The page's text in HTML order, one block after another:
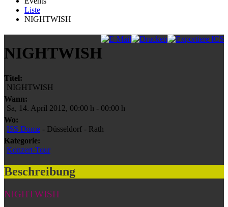
Liste
NIGHTWISH
NIGHTWISH
Titel:
NIGHTWISH
Wann:
Sa, 14. April 2012, 00:00 h - 00:00 h
Wo:
ISS Dome - Düsseldorf - Rath
Kategorie:
Konzert-Tour
Beschreibung
NIGHTWISH